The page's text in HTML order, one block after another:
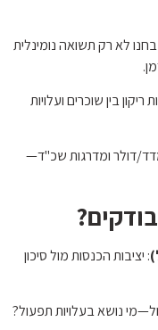
לא רק תשואה נומינלית
ריקון בין שוכרים ועלויות
דולר ומדרגות שכ"ד—
: יציבות הכנסות מול סיכון